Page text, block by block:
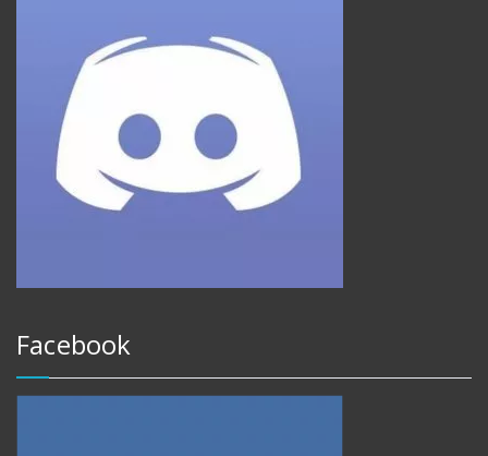
Facebook